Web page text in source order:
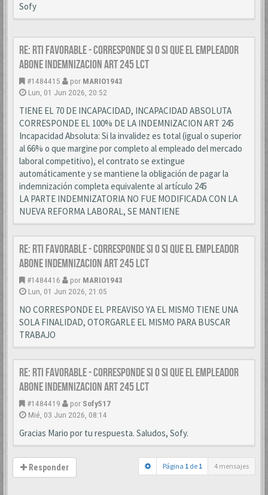
Sofy
Re: RTI favorable - corresponde si o si que el empleador
abone indemnizacion art 245 LCT
#1484415 por MARIO1943
Lun, 01 Jun 2026, 20:52
TIENE EL 70 DE INCAPACIDAD, INCAPACIDAD ABSOLUTA
CORRESPONDE EL 100% DE LA INDEMNIZACION ART 245
Incapacidad Absoluta: Si la invalidez es total (igual o superior
al 66% o que margine por completo al empleado del mercado
laboral competitivo), el contrato se extingue
automáticamente y se mantiene la obligación de pagar la
indemnización completa equivalente al artículo 245
LA PARTE INDEMNIZATORIA NO FUE MODIFICADA CON LA
NUEVA REFORMA LABORAL, SE MANTIENE
Re: RTI favorable - corresponde si o si que el empleador
abone indemnizacion art 245 LCT
#1484416 por MARIO1943
Lun, 01 Jun 2026, 21:05
NO CORRESPONDE EL PREAVISO YA EL MISMO TIENE UNA
SOLA FINALIDAD, OTORGARLE EL MISMO PARA BUSCAR
TRABAJO
Re: RTI favorable - corresponde si o si que el empleador
abone indemnizacion art 245 LCT
#1484419 por Sofy517
Mié, 03 Jun 2026, 08:14
Gracias Mario por tu respuesta. Saludos, Sofy.
Responder Página 1 de 1 4 mensajes